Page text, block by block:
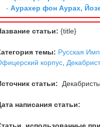
-Аурахер фон Аурах,
статьи: {title}
темы: Русская
корпус
статьи:
написания статьи:
использованные